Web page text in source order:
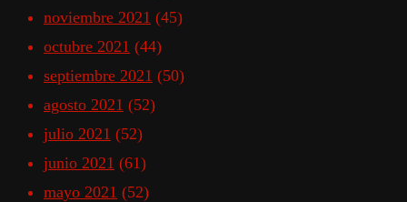
noviembre 2021 (45)
octubre 2021 (44)
septiembre 2021 (50)
agosto 2021 (52)
julio 2021 (52)
junio 2021 (61)
mayo 2021 (52)